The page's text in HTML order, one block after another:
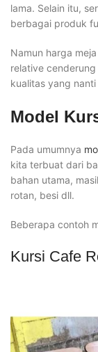
lama. Selain itu,
berbagai produk
Namun harga
relative
kualitas yang
Model
Pada umumnya
kita terbuat dari
bahan utama,
rotan, besi dll.
Beberapa contoh
Kursi Cafe